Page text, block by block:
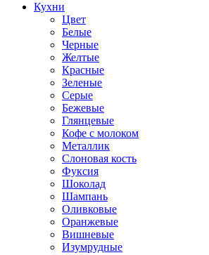
Кухни
Цвет
Белые
Черные
Желтые
Красные
Зеленые
Серые
Бежевые
Глянцевые
Кофе с молоком
Металлик
Слоновая кость
Фуксия
Шоколад
Шампань
Оливковые
Оранжевые
Вишневые
Изумрудные